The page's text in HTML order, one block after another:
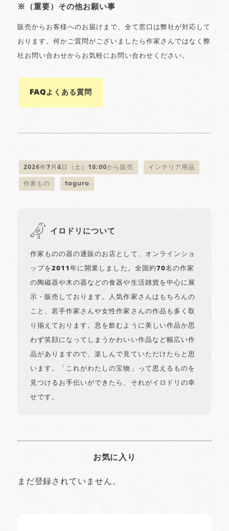
※（重要）その他お願い事
販売からお客様へのお届けまで、全て窓口は弊社が対応して
おります。何かご質問がございましたら作家さんではなく弊
社お問い合わせからお気軽にお問い合わせください。
FAQよくある質問
2026年7月4日（土）18:00から販売 インテリア用品
作家もの toguro
イロドリについて
作家ものの器の通販のお店として、オンラインショ
ップを2011年に開業しました。全国約70名の作家
の陶磁器や木の器などの食器や生活雑貨を中心に展
示・販売しております。人気作家さんはもちろんの
こと、若手作家さんや女性作家さんの作品も多く取
り揃えております。息を飲むように美しい作品か思
わず笑顔になってしまうかわいい作品など幅広い作
品がありますので、楽しんで見ていただけたらと思
います。「これがわたしの宝物」って思えるものを
見つけるお手伝いができたら、それがイロドリの幸
せです。
お気に入り
まだ登録されていません。